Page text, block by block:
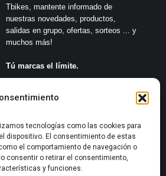
tecnologías como las cookies para
dispositivo. El consentimiento de estas
el comportamiento de navegación o
consentir o retirar el consentimiento,
y funciones.
Tbikes, mantente informado de
nuestras novedades, productos,
salidas en grupo, ofertas, sorteos ... y
muchos más!
Tú marcas el límite.
2022-2026 ©